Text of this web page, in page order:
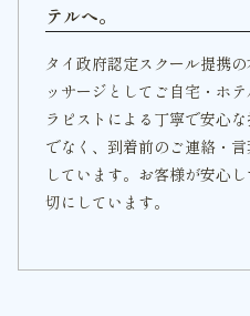
テルへ。
タイ政府認定スクール提携
ッサージとしてご自宅・ホ
ラピストによる丁寧で安心
でなく、到着前のご連絡・
しています。お客様が安心
切にしています。